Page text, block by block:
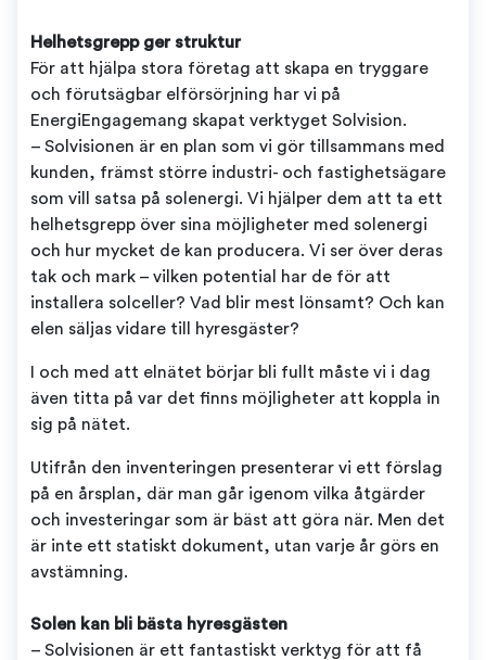
Helhetsgrepp ger struktur
För att hjälpa stora företag att skapa en tryggare
och förutsägbar elförsörjning har vi på
EnergiEngagemang skapat verktyget Solvision.
– Solvisionen är en plan som vi gör tillsammans med
kunden, främst större industri- och fastighetsägare
som vill satsa på solenergi. Vi hjälper dem att ta ett
helhetsgrepp över sina möjligheter med solenergi
och hur mycket de kan producera. Vi ser över deras
tak och mark – vilken potential har de för att
installera solceller? Vad blir mest lönsamt? Och kan
elen säljas vidare till hyresgäster?
I och med att elnätet börjar bli fullt måste vi i dag
även titta på var det finns möjligheter att koppla in
sig på nätet.
Utifrån den inventeringen presenterar vi ett förslag
på en årsplan, där man går igenom vilka åtgärder
och investeringar som är bäst att göra när. Men det
är inte ett statiskt dokument, utan varje år görs en
avstämning.
Solen kan bli bästa hyresgästen
– Solvisionen är ett fantastiskt verktyg för att få